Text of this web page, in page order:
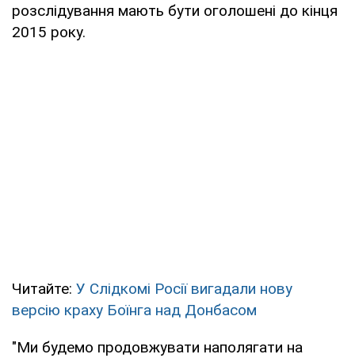
розслідування мають бути оголошені до кінця
2015 року.
Читайте: У Слідкомі Росії вигадали нову
версію краху Боїнга над Донбасом
"Ми будемо продовжувати наполягати на